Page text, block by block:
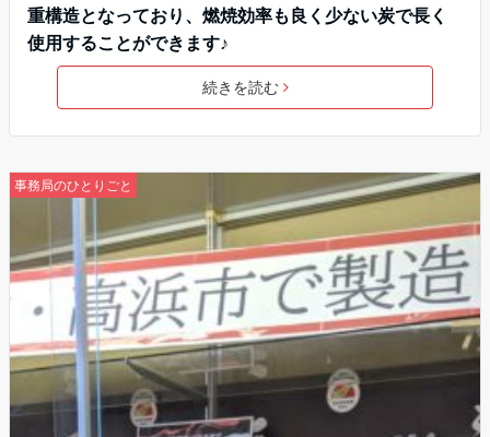
重構造となっており、燃焼効率も良く少ない炭で長く
使用することができます♪
続きを読む
事務局のひとりごと